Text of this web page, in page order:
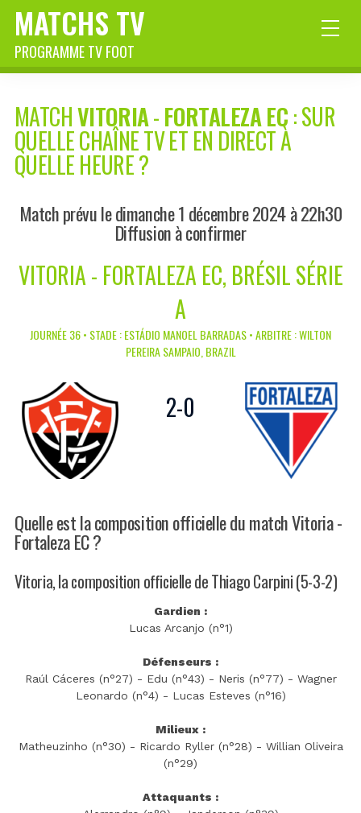
MATCHS TV
PROGRAMME TV FOOT
MATCHVITORIA-FORTALEZA EC: SUR
QUELLE CHAÎNE TV ET EN DIRECT À
QUELLE HEURE ?
Match prévu le dimanche 1 décembre 2024 à 22h30
Diffusion à confirmer
VITORIA - FORTALEZA EC, BRÉSIL SÉRIE
A
JOURNÉE 36 • STADE : ESTÁDIO MANOEL BARRADAS • ARBITRE : WILTON
PEREIRA SAMPAIO, BRAZIL
2-0
Quelle est la composition officielle du match Vitoria -
Fortaleza EC ?
Vitoria, la composition officielle de Thiago Carpini (5-3-2)
Gardien :
Lucas Arcanjo (n°1)
Défenseurs :
Raúl Cáceres (n°27) - Edu (n°43) - Neris (n°77) - Wagner
Leonardo (n°4) - Lucas Esteves (n°16)
Milieux :
Matheuzinho (n°30) - Ricardo Ryller (n°28) - Willian Oliveira
(n°29)
Attaquants :